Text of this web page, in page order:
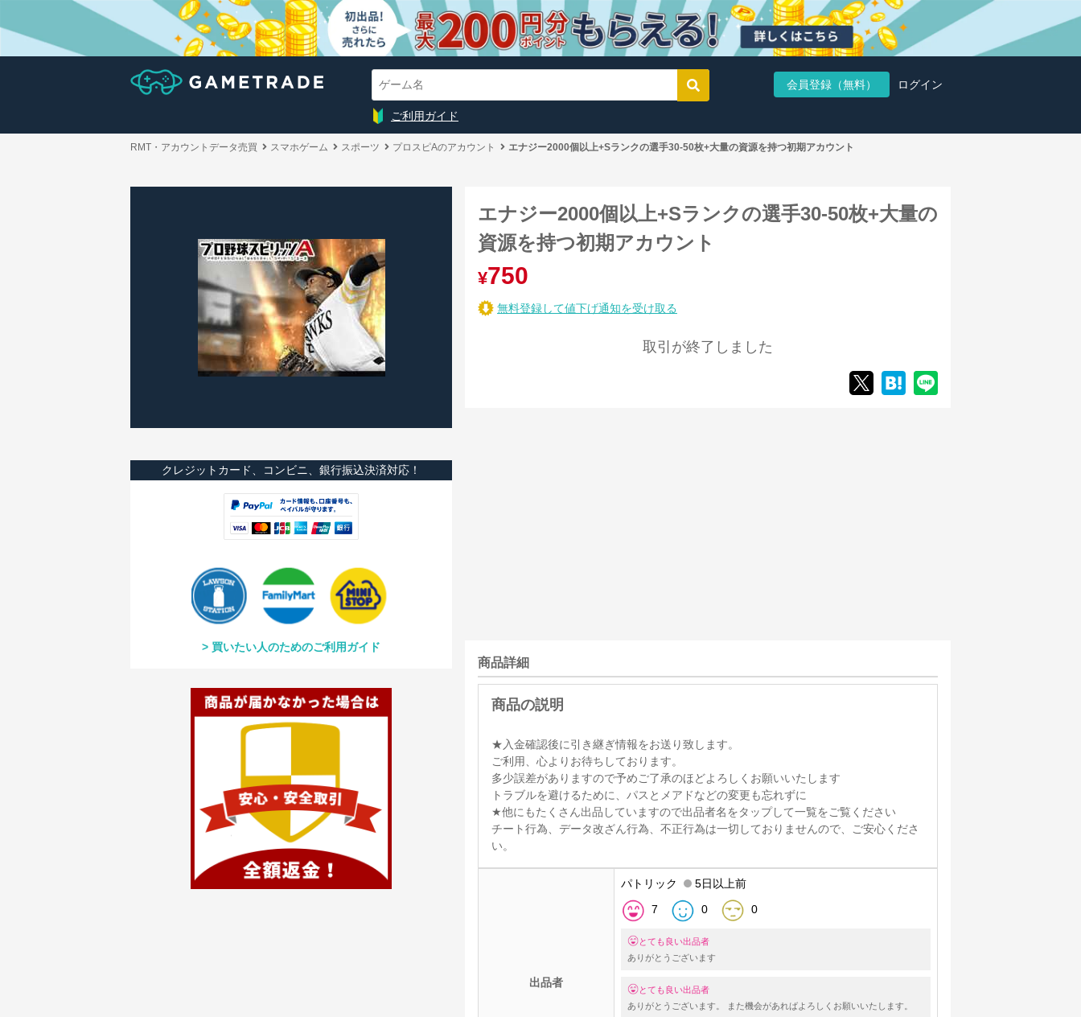
会員登録（無料） ログイン
ご利用ガイド
RMT・アカウントデータ売買 スマホゲーム スポーツ プロスピAのアカウント エナジー2000個以上+Sランクの選手30-50枚+大量の資源を持つ初期アカウント
クレジットカード、コンビニ、銀行振込決済対応！
買いたい人のためのご利用ガイド
エナジー2000個以上+Sランクの選手30-50枚+大量の
資源を持つ初期アカウント
¥750
無料登録して値下げ通知を受け取る
取引が終了しました
商品詳細
★入金確認後に引き継ぎ情報をお送り致します。
ご利用、心よりお待ちしております。
多少誤差がありますので予めご了承のほどよろしくお願いいたします
トラブルを避けるために、パスとメアドなどの変更も忘れずに
★他にもたくさん出品していますので出品者名をタップして一覧をご覧ください
チート行為、データ改ざん行為、不正行為は一切しておりませんので、ご安心くださ
い。
出品者
パトリック 5日以上前
7 0 0
とても良い出品者
ありがとうございます
とても良い出品者
ありがとうございます。 また機会があればよろしくお願いいたします。